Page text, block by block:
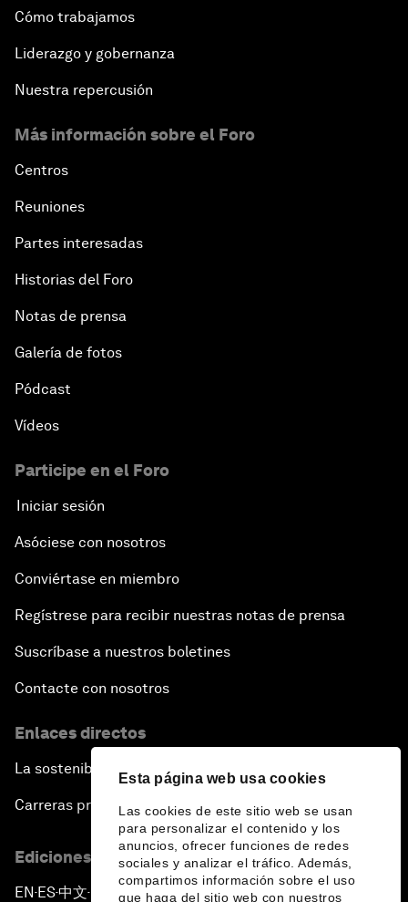
Esta página web usa cookies
Las cookies de este sitio web se usan
para personalizar el contenido y los
anuncios, ofrecer funciones de redes
sociales y analizar el tráfico. Además,
compartimos información sobre el uso
que haga del sitio web con nuestros
Cómo trabajamos
Liderazgo y gobernanza
Nuestra repercusión
Más información sobre el Foro
Centros
Reuniones
Partes interesadas
Historias del Foro
Notas de prensa
Galería de fotos
Pódcast
Vídeos
Participe en el Foro
Iniciar sesión
Asóciese con nosotros
Conviértase en miembro
Regístrese para recibir nuestras notas de prensa
Suscríbase a nuestros boletines
Contacte con nosotros
Enlaces directos
La sostenibilidad en el Foro
Carreras profesionales
Ediciones en otros idiomas
EN ▪ ES▪中文▪ 日本語